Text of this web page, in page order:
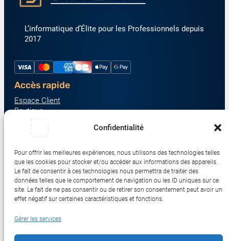
Confidentialité
Pour offrir les meilleures expériences, nous utilisons des technologies telles
que les cookies pour stocker et/ou accéder aux informations des appareils.
Le fait de consentir à ces technologies nous permettra de traiter des
données telles que le comportement de navigation ou les ID uniques sur ce
site. Le fait de ne pas consentir ou de retirer son consentement peut avoir un
effet négatif sur certaines caractéristiques et fonctions.
Gérer les services
L’informatique d’Élite pour les Professionnels depuis
2017
Accès rapide
Espace Client
Boutique
À propos
Nous contacter
Écrans & Moniteurs
Serveurs & Stockage
Impression & Consommables
Ordinateurs & Tablettes
Réseau & IoT